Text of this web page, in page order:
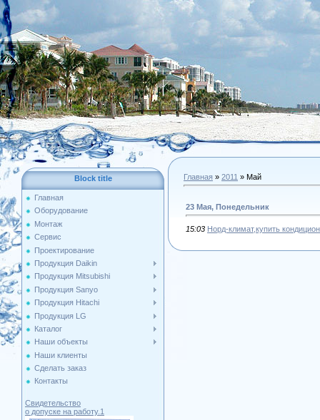
Block title
Главная
Оборудование
Монтаж
Сервис
Проектирование
Продукция Daikin
Продукция Mitsubishi
Продукция Sanyo
Продукция Hitachi
Продукция LG
Каталог
Наши объекты
Наши клиенты
Сделать заказ
Контакты
Свидетельство
о допуске на работу.1
Главная » 2011 » Май
23 Мая, Понедельник
15:03 Норд-климат,купить